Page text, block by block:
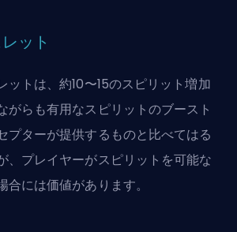
ット
ットは、約10〜15のスピリット増加
がらも有用なスピリットのブースト
プターが提供するものと比べてはる
、プレイヤーがスピリットを可能な
合には価値があります。